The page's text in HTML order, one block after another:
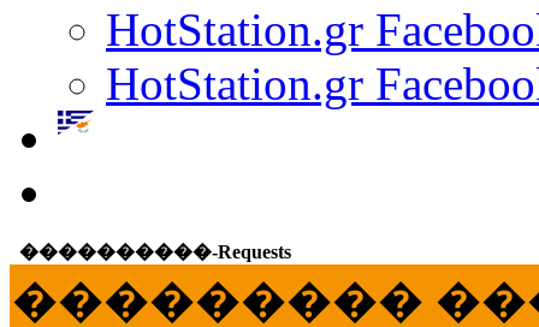
HotStation.gr
HotStation.gr
����������-Requests
���������